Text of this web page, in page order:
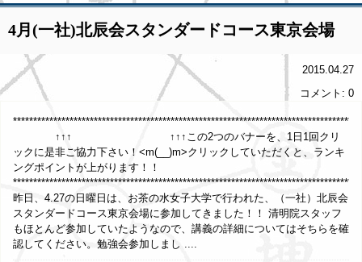
4月(一社)北辰会スタンダードコース東京会場
2015.04.27
コメント: 0
↑↑↑ ↑↑↑この2つのバナーを、1日1回クリ
ックに是非ご協力下さい！<m(__)m>クリックしていただくと、ランキ
ングポイントが上がります！！
昨日、4.27の日曜日は、お茶の水女子大学で行われた、（一社）北辰会
スタンダードコース東京会場に参加してきました！！ 清明院スタッフ
もほとんど参加していたようなので、講義の詳細についてはそちらを確
認してください。勉強会参加しまし ....